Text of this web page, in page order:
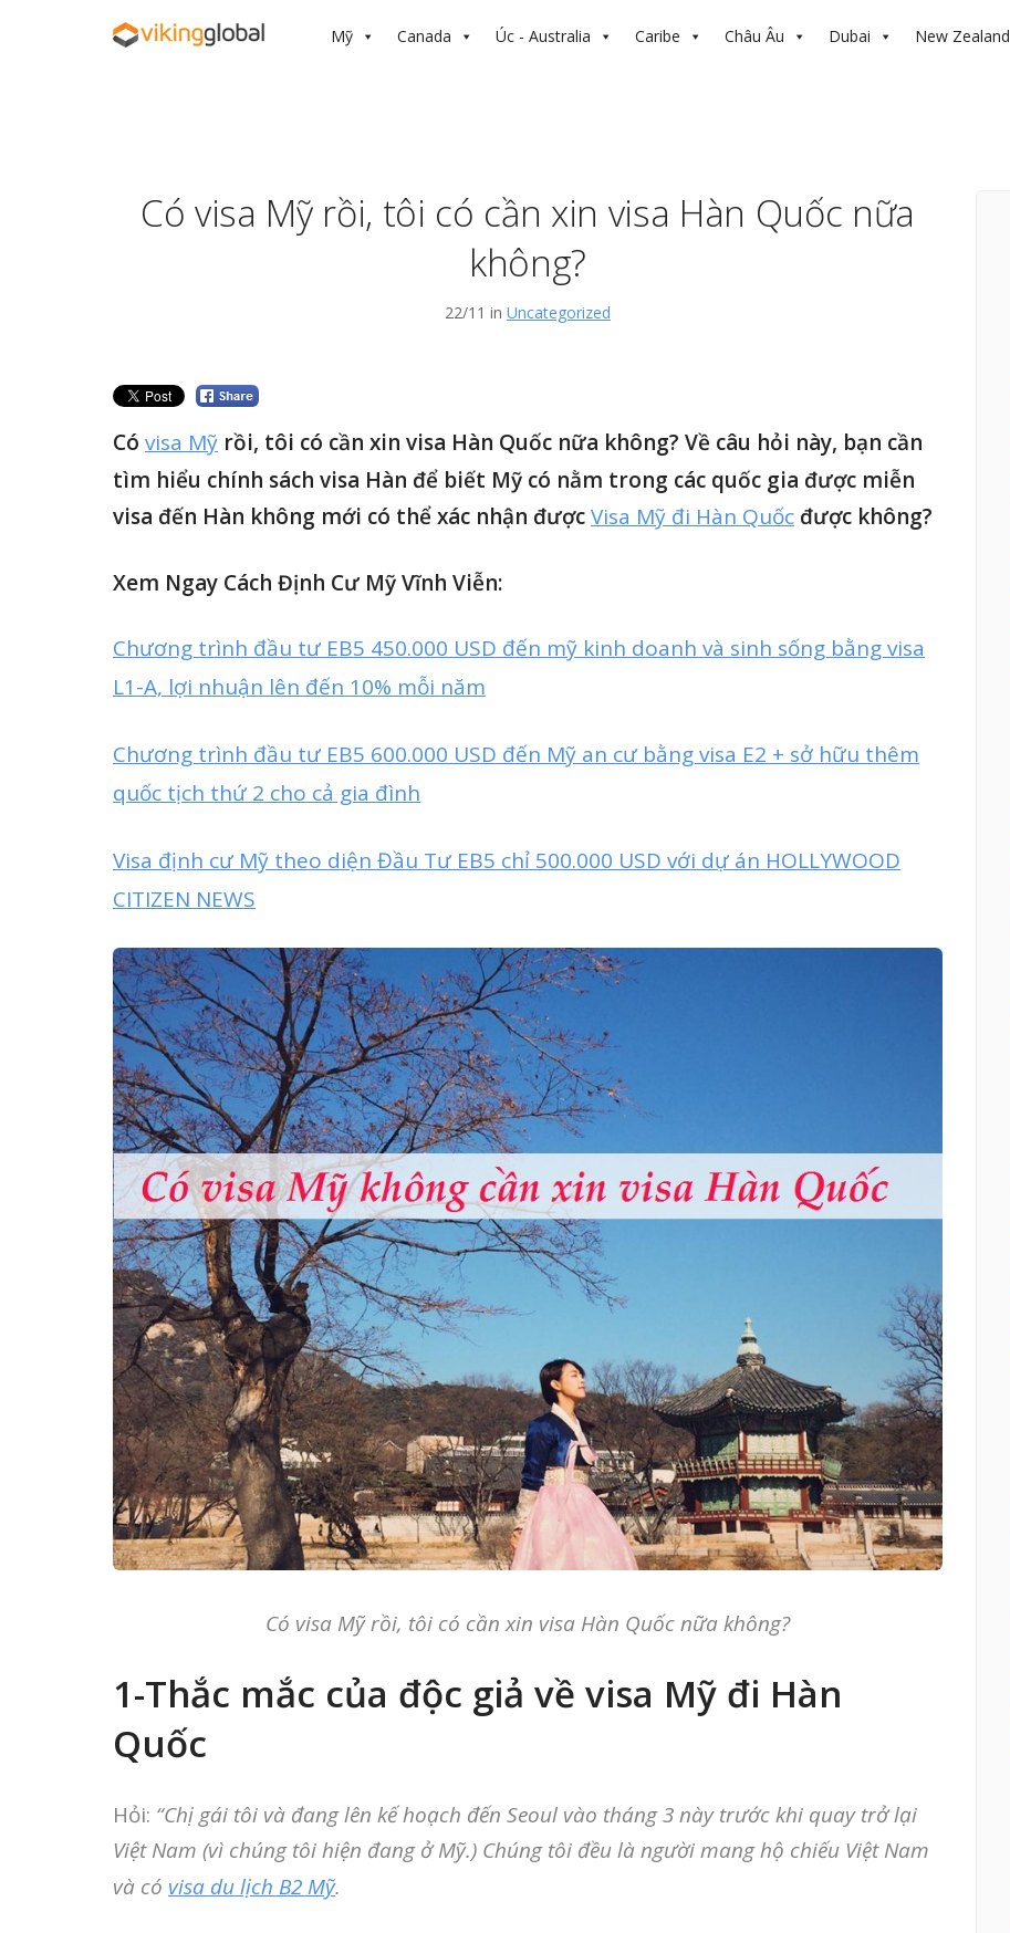
Mỹ Canada Úc - Australia Caribe Châu Âu Dubai New Zealand
Có visa Mỹ rồi, tôi có cần xin visa Hàn Quốc nữa
không?
22/11 in Uncategorized
Có visa Mỹ rồi, tôi có cần xin visa Hàn Quốc nữa không? Về câu hỏi này, bạn cần
tìm hiểu chính sách visa Hàn để biết Mỹ có nằm trong các quốc gia được miễn
visa đến Hàn không mới có thể xác nhận đượcVisa Mỹ đi Hàn Quốc được không?
Xem Ngay Cách Định Cư Mỹ Vĩnh Viễn:
Chương trình đầu tư EB5 450.000 USD đến mỹ kinh doanh và sinh sống bằng visa
L1-A, lợi nhuận lên đến 10% mỗi năm
Chương trình đầu tư EB5 600.000 USD đến Mỹ an cư bằng visa E2 + sở hữu thêm
quốc tịch thứ 2 cho cả gia đình
Visa định cư Mỹ theo diện Đầu Tư EB5 chỉ 500.000 USD với dự án HOLLYWOOD
CITIZEN NEWS
Có visa Mỹ rồi, tôi có cần xin visa Hàn Quốc nữa không?
1-Thắc mắc của độc giả về visa Mỹ đi Hàn
Quốc
Hỏi: “Chị gái tôi và đang lên kế hoạch đến Seoul vào tháng 3 này trước khi quay trở lại
Việt Nam (vì chúng tôi hiện đang ở Mỹ.) Chúng tôi đều là người mang hộ chiếu Việt Nam
và có visa du lịch B2 Mỹ.